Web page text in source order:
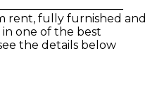
rent, fully furnished and
one of the best
the details below